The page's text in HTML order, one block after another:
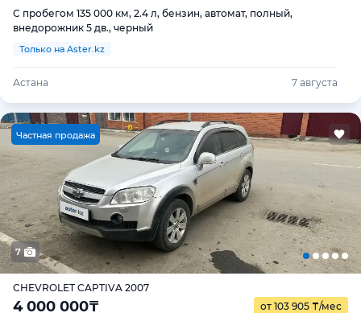
С пробегом 135 000 км, 2.4 л, бензин, автомат, полный,
внедорожник 5 дв., черный
Только на Aster.kz
Астана 7 августа
Частная продажа
7
CHEVROLET CAPTIVA 2007
4 000 000₸ от 103 905 ₸/мес